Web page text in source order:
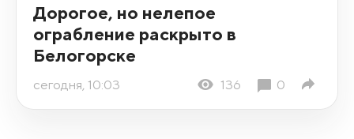
Дорогое, но нелепое
ограбление раскрыто в
Белогорске
сегодня, 10:03 136 0